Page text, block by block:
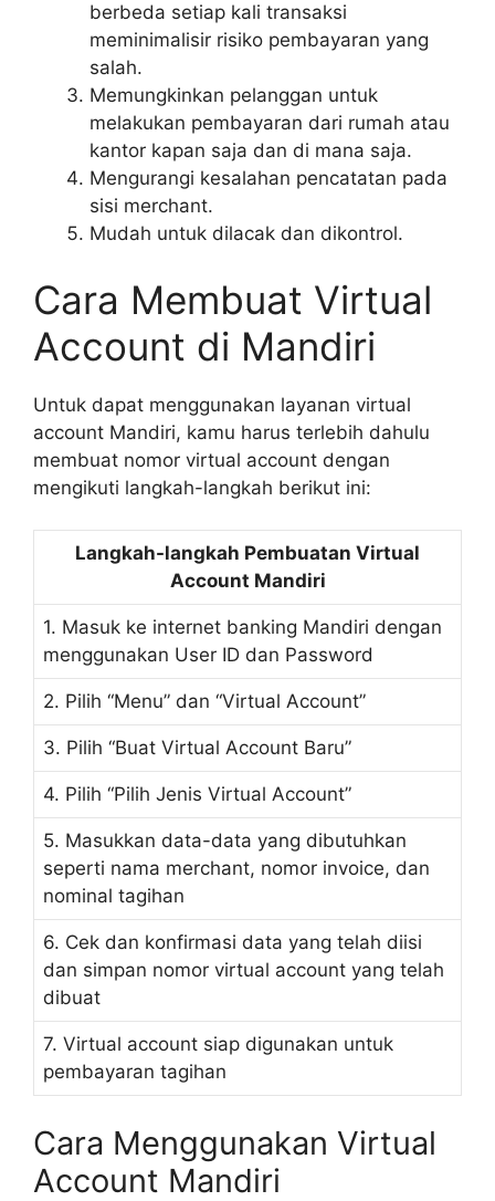
berbeda setiap kali transaksi
meminimalisir risiko pembayaran yang
salah.
Memungkinkan pelanggan untuk
melakukan pembayaran dari rumah atau
kantor kapan saja dan di mana saja.
Mengurangi kesalahan pencatatan pada
sisi merchant.
Mudah untuk dilacak dan dikontrol.
Cara Membuat Virtual
Account di Mandiri
Untuk dapat menggunakan layanan virtual
account Mandiri, kamu harus terlebih dahulu
membuat nomor virtual account dengan
mengikuti langkah-langkah berikut ini:
Langkah-langkah Pembuatan Virtual
Account Mandiri
1. Masuk ke internet banking Mandiri dengan
menggunakan User ID dan Password
2. Pilih “Menu” dan “Virtual Account”
3. Pilih “Buat Virtual Account Baru”
4. Pilih “Pilih Jenis Virtual Account”
5. Masukkan data-data yang dibutuhkan
seperti nama merchant, nomor invoice, dan
nominal tagihan
6. Cek dan konfirmasi data yang telah diisi
dan simpan nomor virtual account yang telah
dibuat
7. Virtual account siap digunakan untuk
pembayaran tagihan
Cara Menggunakan Virtual
Account Mandiri